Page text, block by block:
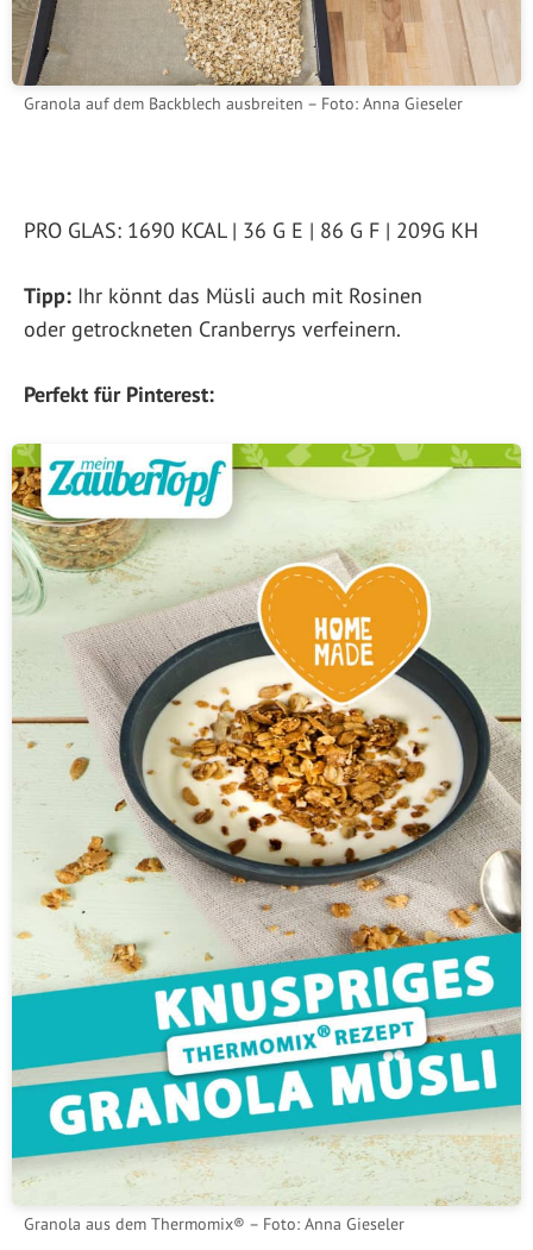
Granola auf dem Backblech ausbreiten – Foto: Anna Gieseler
PRO GLAS: 1690 KCAL | 36 G E | 86 G F | 209G KH
Tipp: Ihr könnt das Müsli auch mit Rosinen
oder getrockneten Cranberrys verfeinern.
Perfekt für Pinterest:
Granola aus dem Thermomix® – Foto: Anna Gieseler